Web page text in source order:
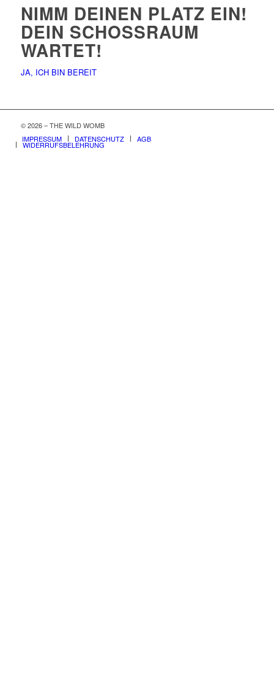
NIMM DEINEN PLATZ EIN!
DEIN SCHOSSRAUM W
ARTET!
JA, ICH BIN BEREIT
© 2026 – THE WILD WOMB
IMPRESSUM
DATENSCHUTZ AGB
WIDERRUFSBELEHRUNG